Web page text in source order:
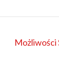
Możliwości